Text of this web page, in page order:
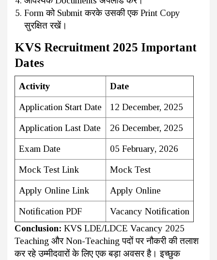
Form को Submit करके उसकी एक Print Copy
सुरक्षित रखें।
KVS Recruitment 2025 Important
Dates
Activity Date
Application Start Date 12 December, 2025
Application Last Date 26 December, 2025
Exam Date 05 February, 2026
Mock Test Link Mock Test
Apply Online Link Apply Online
Notification PDF
Vacancy Notification
Conclusion: KVS LDE/LDCE Vacancy 2025
Teaching और Non-Teaching पदों पर नौकरी की तलाश
कर रहे उम्मीदवारों के लिए एक बड़ा अवसर है। इच्छुक